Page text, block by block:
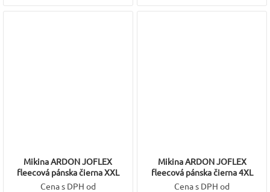
Mikina ARDON JOFLEX
fleecová pánska čierna XXL
Cena s DPH od
Mikina ARDON JOFLEX
fleecová pánska čierna 4XL
Cena s DPH od